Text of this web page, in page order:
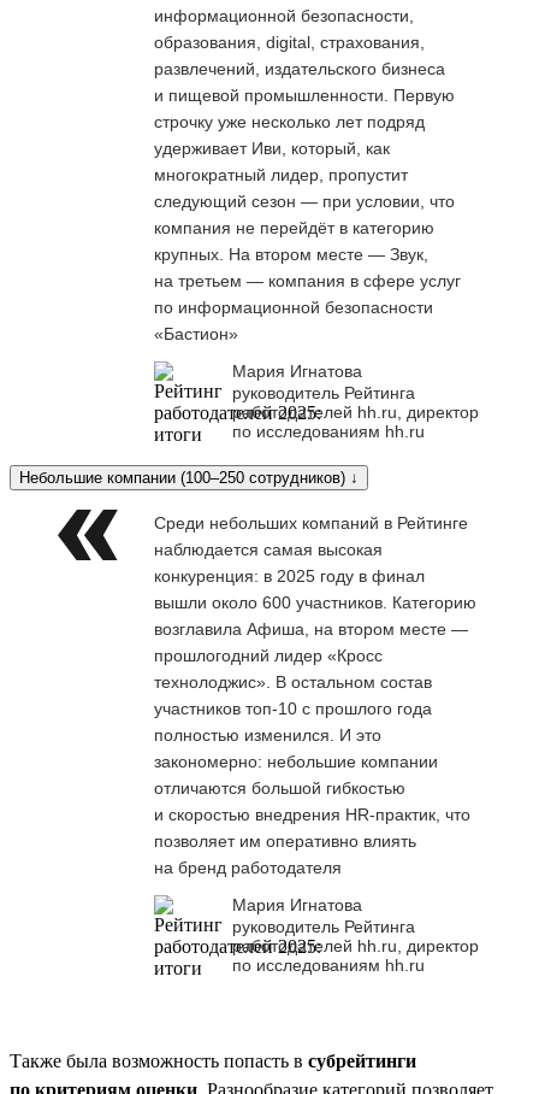
информационной безопасности,
образования, digital, страхования,
развлечений, издательского бизнеса
и пищевой промышленности. Первую
строчку уже несколько лет подряд
удерживает Иви, который, как
многократный лидер, пропустит
следующий сезон — при условии, что
компания не перейдёт в категорию
крупных. На втором месте — Звук,
на третьем — компания в сфере услуг
по информационной безопасности
«Бастион»
Мария Игнатова
руководитель Рейтинга
работодателей hh.ru, директор
по исследованиям hh.ru
Небольшие компании (100–250 сотрудников) ↓
Среди небольших компаний в Рейтинге
наблюдается самая высокая
конкуренция: в 2025 году в финал
вышли около 600 участников. Категорию
возглавила Афиша, на втором месте —
прошлогодний лидер «Кросс
технолоджис». В остальном состав
участников топ-10 с прошлого года
полностью изменился. И это
закономерно: небольшие компании
отличаются большой гибкостью
и скоростью внедрения HR-практик, что
позволяет им оперативно влиять
на бренд работодателя
Мария Игнатова
руководитель Рейтинга
работодателей hh.ru, директор
по исследованиям hh.ru
Также была возможность попасть в субрейтинги
по критериям оценки . Разнообразие категорий позволяет